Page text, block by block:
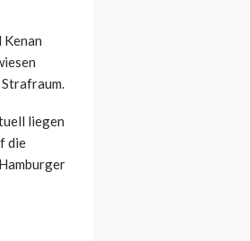
Kenan
liegen
die